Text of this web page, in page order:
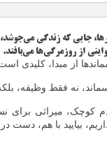
جایی که زندگی می‌جوشد،
از روزمرگی‌ها می‌بافند.
از مبدا، کلیدی
نه فقط وظیفه،
کوچک، میراثی برای
بیایید با هم، دست